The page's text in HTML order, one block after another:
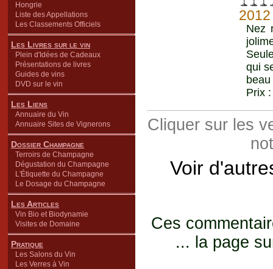
Hongrie
Liste des Appellations
Les Classements Officiels
Les Livres sur le vin
Plein d'Idées de Cadeaux
Présentations de livres
Guides de vins
DVD sur le vin
Les Liens
Annuaire du Vin
Annuaire Sites de Vignerons
Dossier Champagne
Terroirs de Champagne
Dégustation du Champagne
L'Étiquette du Champagne
Le Dosage du Champagne
Les Articles
Vin Bio et Biodynamie
Visites de Domaine
Pratique
Les Salons du Vin
Les Verres à Vin
2012
Nez
qui
Prix
Cliquer sur les
Voir
Ces
... la page